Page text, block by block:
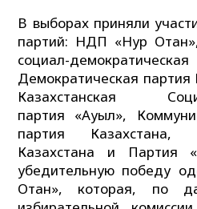
В выборах приняли
партий: НДП «Нур
социал-
Демократическая партия
Казахстанская
партия «Ауыл»,
партия Казахстана,
Казахстана и Партия
убедительную победу
Отан», которая, по